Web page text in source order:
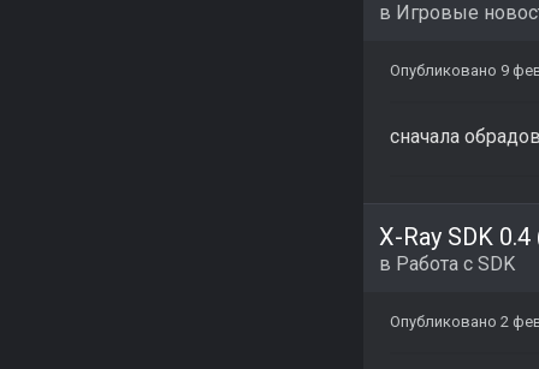
в Игровые
Опубликовано 9
сначала
X-Ray SDK 0.4
в Работа с SDK
Опубликовано 2